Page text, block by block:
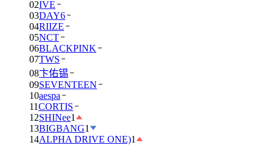
02IVE
03DAY6
04RIIZE
05NCT
06BLACKPINK
07TWS
08卞佑锡
09SEVENTEEN
10aespa
11CORTIS
12SHINee1
13BIGBANG1
14ALPHA DRIVE ONE)1